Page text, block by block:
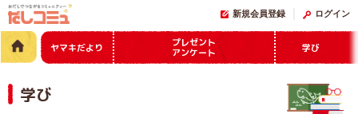
新規会員登録 ログイン
ヤマキだより
プレゼント
アンケート
学び
学び